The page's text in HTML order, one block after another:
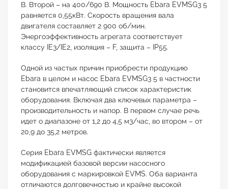
В. Второй – на 400/690 В. Мощность Ebara EVMSG3 5
равняется 0,55кВт. Скорость вращения вала
двигателя составляет 2 900 об/мин.
Энергоэффективность агрегата соответствует
классу IE3/IE2, изоляция – F, защита – IP55.
Одной из частых причин приобрести продукцию
Ebara в целом и насос Ebara EVMSG3 5 в частности
становится впечатляющий список характеристик
оборудования. Включая два ключевых параметра –
производительность и напор. В первом случае речь
идет о диапазоне от 1,2 до 4,5 м3/час, во втором – от
20,9 до 35,2 метров.
Серия Ebara EVMSG фактически является
модификацией базовой версии насосного
оборудования с маркировкой EVMS. Оба варианта
отличаются долговечностью и крайне высокой